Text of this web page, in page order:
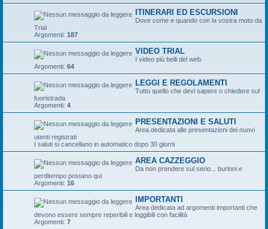
ITINERARI ED ESCURSIONI
Dove come e quando con la vostra moto da
Trial
Argomenti: 187
VIDEO TRIAL
I video più belli del web
Argomenti: 64
LEGGI E REGOLAMENTI
Tutto quello che devi sapere o chiedere sul
fuoristrada
Argomenti: 4
PRESENTAZIONI E SALUTI
Area dedicata alle presentazioni dei nuovi
utenti registrati
I saluti si cancellano in automatico dopo 30 giorni
AREA CAZZEGGIO
Da non prendere sul serio... burloni e
perditempo postano qui
Argomenti: 16
IMPORTANTI
Area dedicata ad argomenti importanti che
devono essere sempre reperibili e leggibili con facilità
Argomenti: 7